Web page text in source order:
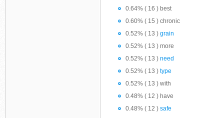
0.64% ( 16 ) best
0.60% ( 15 ) chronic
0.52% ( 13 ) grain
0.52% ( 13 ) more
0.52% ( 13 ) need
0.52% ( 13 ) type
0.52% ( 13 ) with
0.48% ( 12 ) have
0.48% ( 12 ) safe